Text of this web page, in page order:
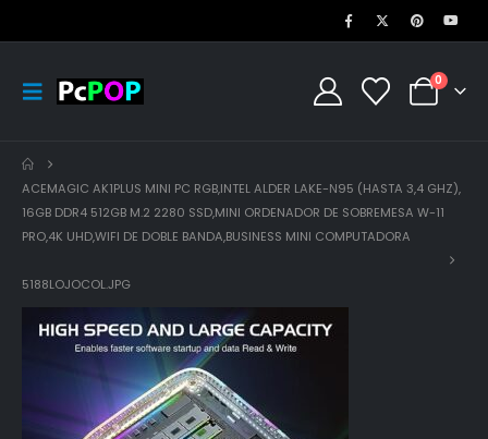
0
ACEMAGIC AK1PLUS MINI PC RGB,INTEL ALDER LAKE-Ν95 (HASTA 3,4 GHZ),
16GB DDR4 512GB M.2 2280 SSD,MINI ORDENADOR DE SOBREMESA W-11
PRO,4K UHD,WIFI DE DOBLE BANDA,BUSINESS MINI COMPUTADORA
5188LOJOCOL.JPG